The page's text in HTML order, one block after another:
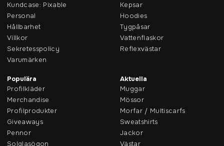
Kundcase: Pixable
Personal
Hållbarhet
Villkor
Sekretesspolicy
Varumärken
Kepsar
Hoodies
Tygpåsar
Vattenflaskor
Reflexvästar
Populära
Profilkläder
Merchandise
Profilprodukter
Giveaways
Pennor
Solglasögon
Aktuella
Muggar
Mössor
Morfar / Multiscarfs
Sweatshirts
Jackor
Västar